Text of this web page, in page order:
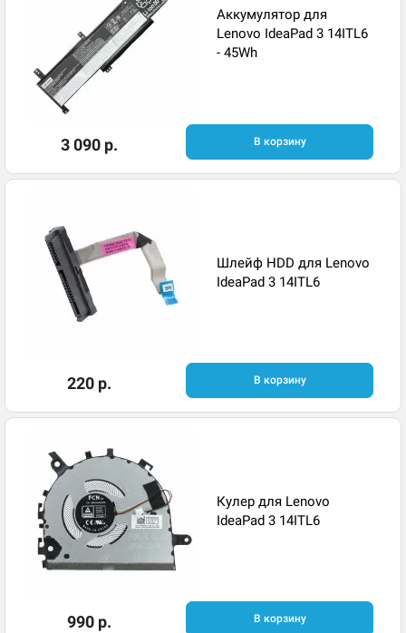
Аккумулятор для
Lenovo IdeaPad 3 14ITL6
- 45Wh
3 090 р. В корзину
Шлейф HDD для Lenovo
IdeaPad 3 14ITL6
220 р. В корзину
Кулер для Lenovo
IdeaPad 3 14ITL6
990 р. В корзину